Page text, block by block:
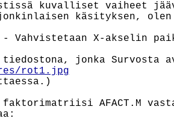
kuvalliset vaiheet
käsityksen,
Vahvistetaan X-akselin
tiedostona, jonka Survosta
rot1.jpg
faktorimatriisi AFACT.M